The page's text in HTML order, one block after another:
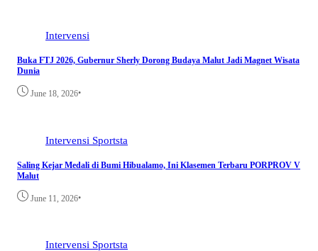
Intervensi
Buka FTJ 2026, Gubernur Sherly Dorong Budaya Malut Jadi Magnet Wisata
Dunia
June 18, 2026•
Intervensi Sportsta
Saling Kejar Medali di Bumi Hibualamo, Ini Klasemen Terbaru PORPROV V
Malut
June 11, 2026•
Intervensi Sportsta